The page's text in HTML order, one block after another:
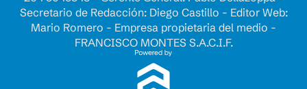
Secretario de Redacción: Diego Castillo - Editor Web:
Mario Romero - Empresa propietaria del medio -
FRANCISCO MONTES S.A.C.I.F.